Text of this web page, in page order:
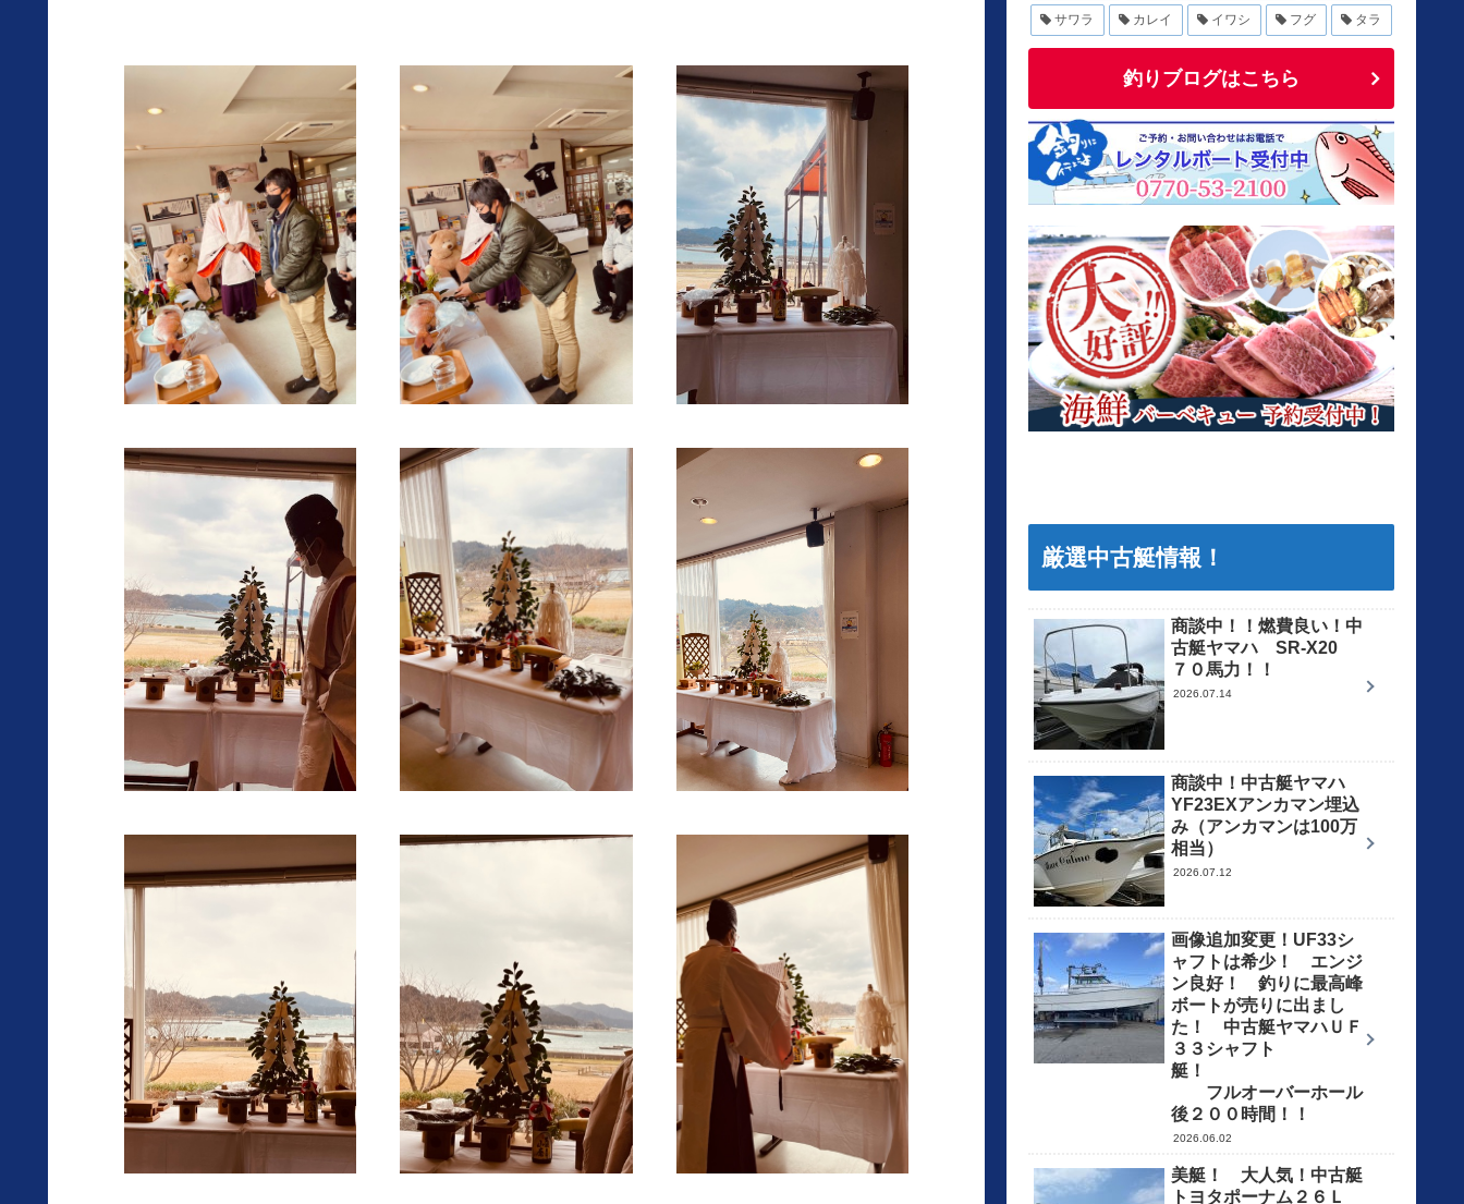
サワラ カレイ イワシ フグ タラ
釣りブログはこちら
厳選中古艇情報！
商談中！！燃費良い！中
古艇ヤマハ SR-X20
７０馬力！！
2026.07.14
商談中！中古艇ヤマハ
YF23EXアンカマン埋込
み（アンカマンは100万
相当）
2026.07.12
画像追加変更！UF33シ
ャフトは希少！ エンジ
ン良好！ 釣りに最高峰
ボートが売りに出まし
た！ 中古艇ヤマハＵＦ
３３シャフト
艇！
フルオーバーホール
後２００時間！！
2026.06.02
美艇！ 大人気！中古艇
トヨタポーナム２６Ｌ